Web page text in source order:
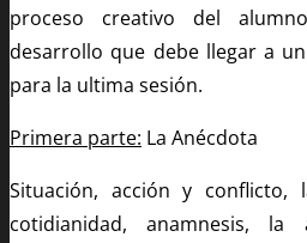
proceso creativo del
desarrollo que debe llegar a
para la ultima sesión.
Primera parte: La Anécdota
Situación, acción y conflicto,
cotidianidad, anamnesis, la